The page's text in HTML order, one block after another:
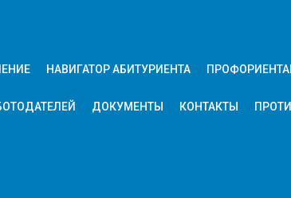
НАВИГАТОР АБИТУРИЕНТА
ДОКУМЕНТЫ КОНТАКТЫ